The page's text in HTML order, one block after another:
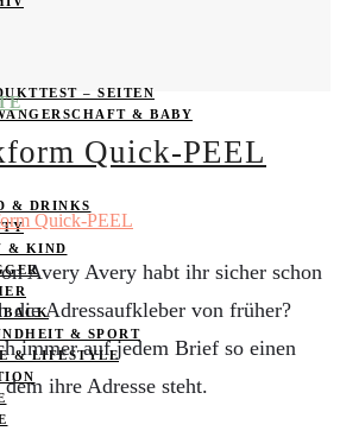
– SEITEN
& BABY
GESUCHT
& DRINKS
& KIND
& SPORT
& LIFESTYLE
Quick-PEEL
Avery Avery habt ihr sicher schon
die Adressaufkleber von früher?
immer auf jedem Brief so einen
ihre Adresse steht.